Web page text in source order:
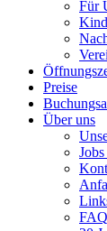
Für
Preise
Über uns
FAQ